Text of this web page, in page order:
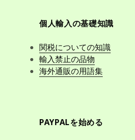
個人輸入の基礎知識
関税についての知識
輸入禁止の品物
海外通販の用語集
PAYPALを始める